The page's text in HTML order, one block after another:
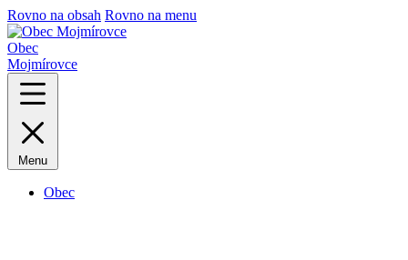
Rovno na obsah Rovno na menu
Obec
Mojmírovce
Menu
Obec